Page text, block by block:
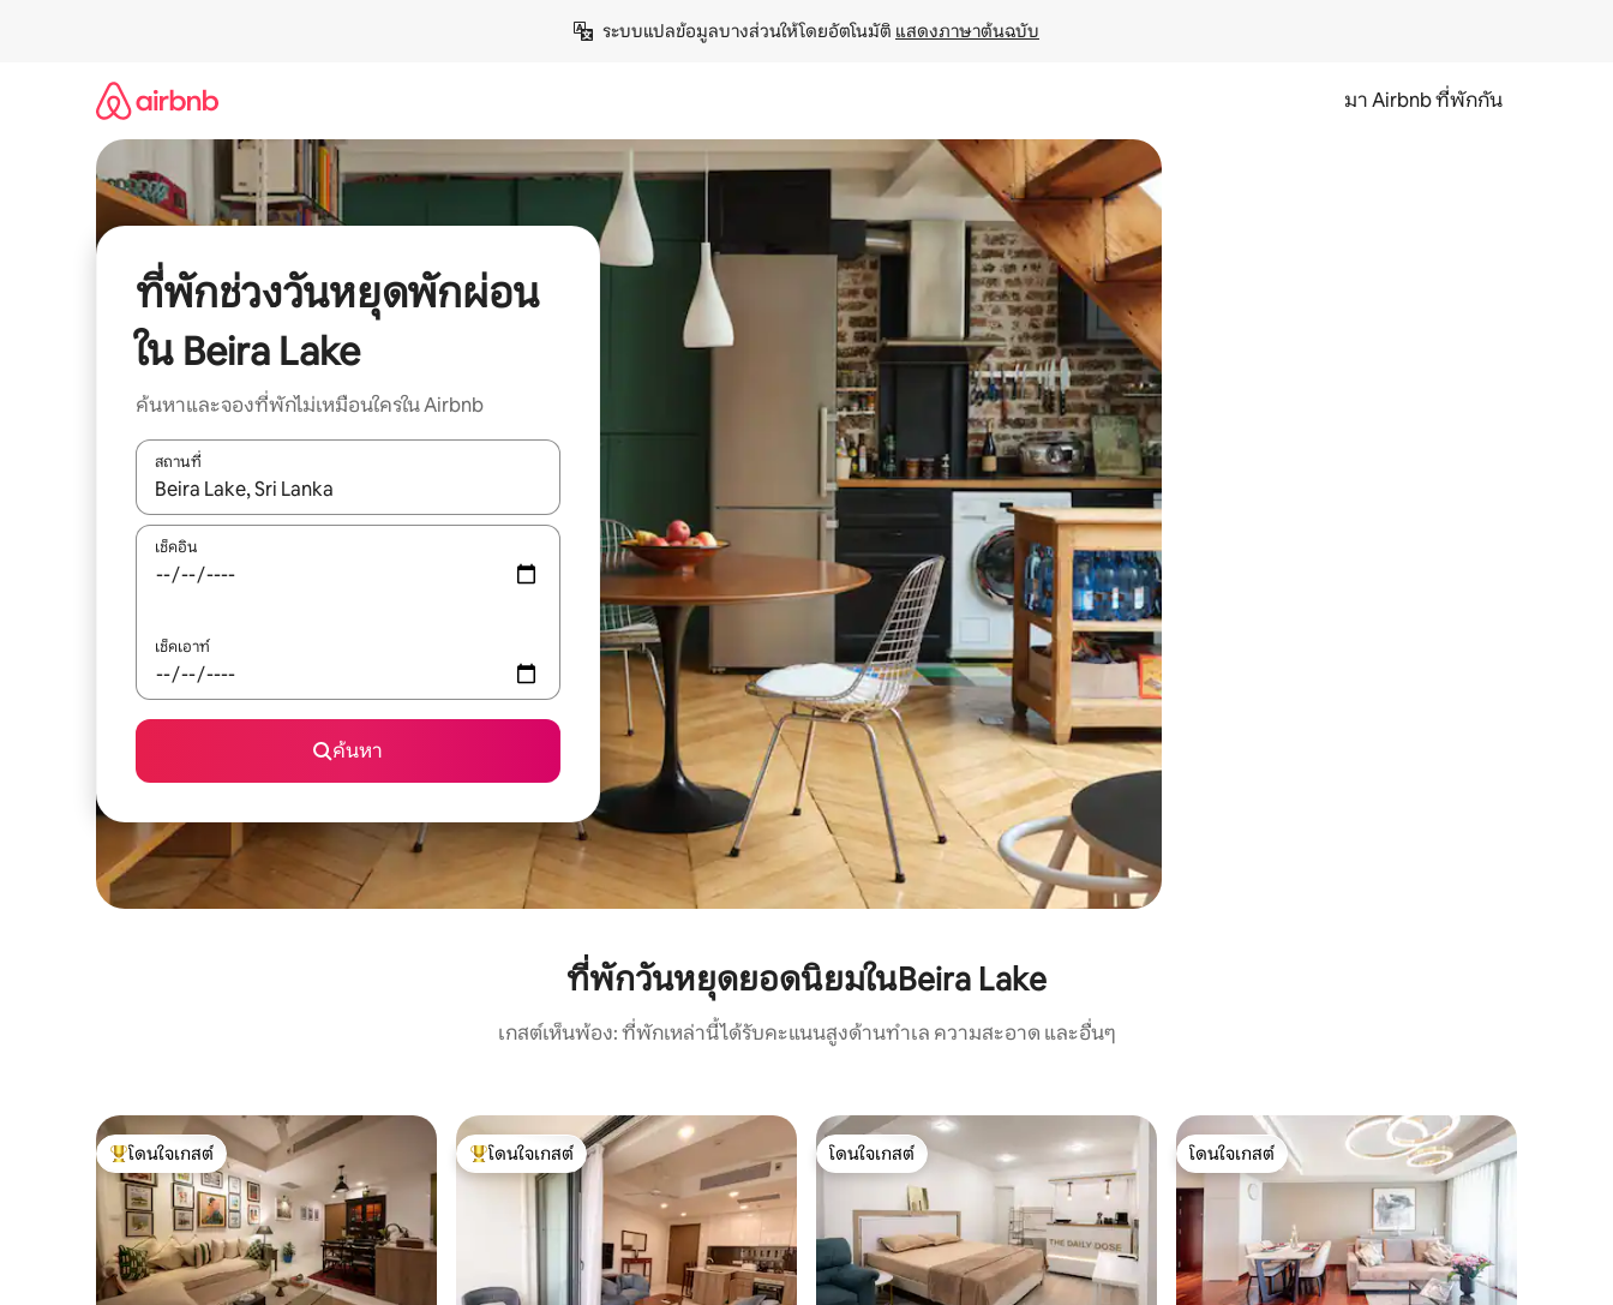
ระบบแปลข้อมูลบางส่วนให้โดยอัตโนมัติ แสดงภาษาต้นฉบับ
มา Airbnb ที่พักกัน
ที่พักช่วงวันหยุดพักผ่อน
ใน Beira Lake
ค้นหาและจองที่พักไม่เหมือนใครใน Airbnb
สถานที่
ใช้ลูกศรขึ้นลง หรือใช้การสัมผัสหรือปัด เพื่อสำรวจผลการค้นหา
เช็คอิน
เช็คเอาท์
ค้นหา
ที่พักวันหยุดยอดนิยมในBeira Lake
เกสต์เห็นพ้อง: ที่พักเหล่านี้ได้รับคะแนนสูงด้านทำเล ความสะอาด และอื่นๆ
โดนใจเกสต์ที่สุด
โดนใจเกสต์
โดนใจเกสต์ที่สุด
โดนใจเกสต์
โดนใจเกสต์
โดนใจเกสต์
โดนใจเกสต์
โดนใจเกสต์